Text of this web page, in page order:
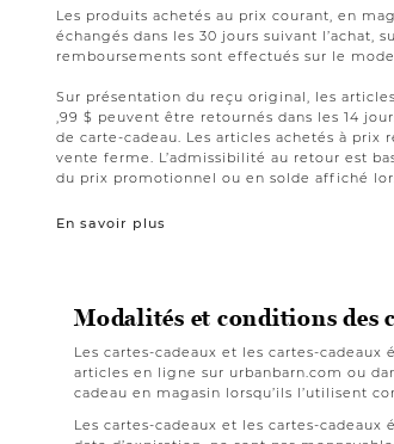
Les produits achetés au prix courant, en
échangés dans les 30 jours suivant l’achat,
remboursements sont effectués sur le
Sur présentation du reçu original, les
,99 $ peuvent être retournés dans les 14
de carte-cadeau. Les articles achetés à
vente ferme. L’admissibilité au retour est
du prix promotionnel ou en solde affiché
En savoir plus
Modalités et conditions des
Les cartes-cadeaux et les cartes-
articles en ligne sur urbanbarn.com ou
cadeau en magasin lorsqu’ils l’utilisent
Les cartes-cadeaux et les cartes-